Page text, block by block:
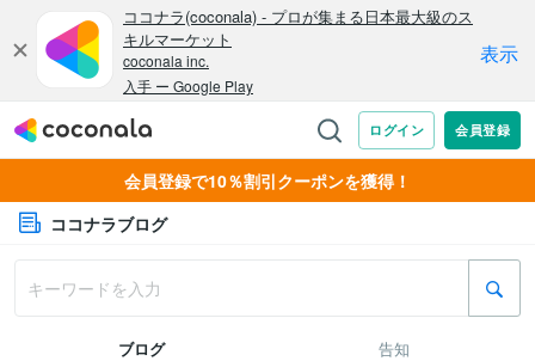
会員登録で10％割引クーポンを獲得！
ココナラブログ
ブログ 告知